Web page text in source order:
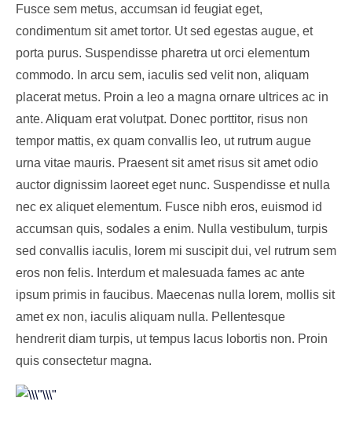
Fusce sem metus, accumsan id feugiat eget,
condimentum sit amet tortor. Ut sed egestas augue, et
porta purus. Suspendisse pharetra ut orci elementum
commodo. In arcu sem, iaculis sed velit non, aliquam
placerat metus. Proin a leo a magna ornare ultrices ac in
ante. Aliquam erat volutpat. Donec porttitor, risus non
tempor mattis, ex quam convallis leo, ut rutrum augue
urna vitae mauris. Praesent sit amet risus sit amet odio
auctor dignissim laoreet eget nunc. Suspendisse et nulla
nec ex aliquet elementum. Fusce nibh eros, euismod id
accumsan quis, sodales a enim. Nulla vestibulum, turpis
sed convallis iaculis, lorem mi suscipit dui, vel rutrum sem
eros non felis. Interdum et malesuada fames ac ante
ipsum primis in faucibus. Maecenas nulla lorem, mollis sit
amet ex non, iaculis aliquam nulla. Pellentesque
hendrerit diam turpis, ut tempus lacus lobortis non. Proin
quis consectetur magna.